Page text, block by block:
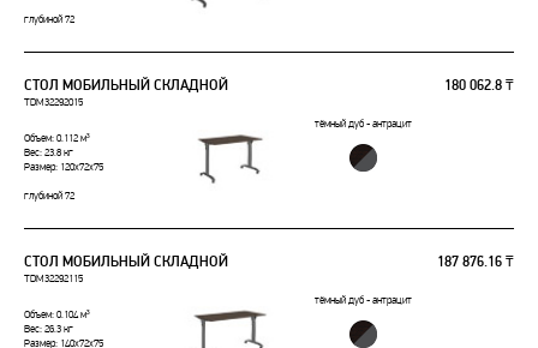
глубиной 72
СТОЛ МОБИЛЬНЫЙ СКЛАДНОЙ 180 062.8 ₸
TDM32292015
тёмный дуб - антрацит
Объем: 0.112 м³
Вес: 23.8 кг
Размер: 120x72x75
глубиной 72
СТОЛ МОБИЛЬНЫЙ СКЛАДНОЙ 187 876.16 ₸
TDM32292115
тёмный дуб - антрацит
Объем: 0.104 м³
Вес: 26.3 кг
Размер: 140x72x75